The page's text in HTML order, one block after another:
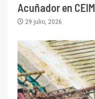
Acuñador en CEIM
29 julio, 2026